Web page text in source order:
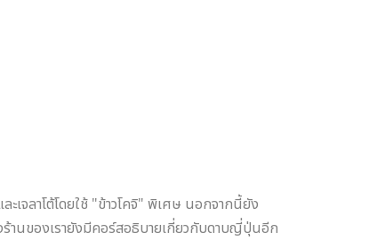
จลาโต้โดยใช้ "ข้าวโคจิ" พิเศษ นอกจากนี้ยัง
านของเรายังมีคอร์สอธิบายเกี่ยวกับดาบญี่ปุ่นอีก